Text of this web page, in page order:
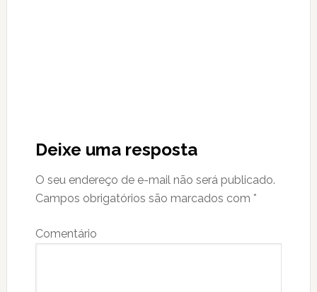
Interactions
Deixe uma resposta
O seu endereço de e-mail não será publicado.
Campos obrigatórios são marcados com *
Comentário